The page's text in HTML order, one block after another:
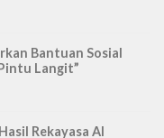
Bantuan Sosial
Langit”
Rekayasa AI